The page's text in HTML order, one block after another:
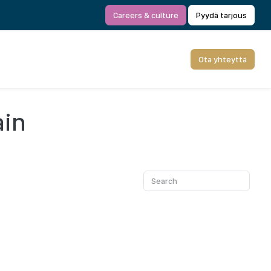
Careers & culture Pyydä tarjous
Ota yhteyttä